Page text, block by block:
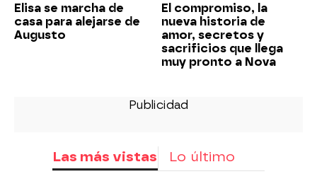
Elisa se marcha de
casa para alejarse de
Augusto
El compromiso, la
nueva historia de
amor, secretos y
sacrificios que llega
muy pronto a Nova
Las más vistas Lo último